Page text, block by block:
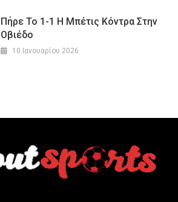
Πήρε Το 1-1 Η Μπέτις Κόντρα Στην
Οβιέδο
10 Ιανουαρίου 2026